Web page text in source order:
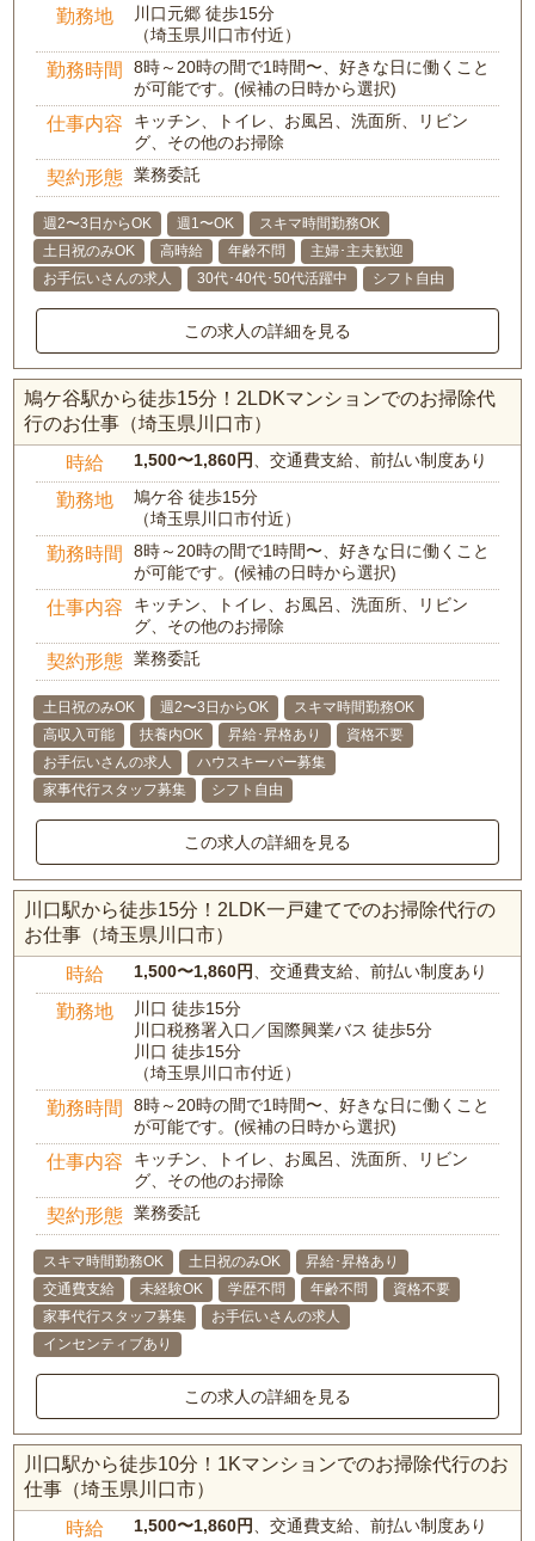
勤務地
川口元郷 徒歩15分
（埼玉県川口市付近）
勤務時間
8時～20時の間で1時間〜、好きな日に働くこと
が可能です。(候補の日時から選択)
仕事内容
キッチン、トイレ、お風呂、洗面所、リビン
グ、その他のお掃除
契約形態 業務委託
週2〜3日からOK 週1〜OK
スキマ時間勤務OK
土日祝のみOK
高時給 年齢不問
主婦･主夫歓迎
お手伝いさんの求人
30代･40代･50代活躍中 シフト自由
この求人の詳細を見る
鳩ケ谷駅から徒歩15分！2LDKマンションでのお掃除代
行のお仕事（埼玉県川口市）
時給 1,500〜1,860円 、交通費支給、前払い制度あり
勤務地
鳩ケ谷 徒歩15分
（埼玉県川口市付近）
勤務時間
8時～20時の間で1時間〜、好きな日に働くこと
が可能です。(候補の日時から選択)
仕事内容
キッチン、トイレ、お風呂、洗面所、リビン
グ、その他のお掃除
契約形態 業務委託
土日祝のみOK 週2〜3日からOK
スキマ時間勤務OK
高収入可能
扶養内OK 昇給･昇格あり
資格不要
お手伝いさんの求人
ハウスキーパー募集
家事代行スタッフ募集
シフト自由
この求人の詳細を見る
川口駅から徒歩15分！2LDK一戸建てでのお掃除代行の
お仕事（埼玉県川口市）
時給 1,500〜1,860円 、交通費支給、前払い制度あり
勤務地
川口 徒歩15分
川口税務署入口／国際興業バス 徒歩5分
川口 徒歩15分
（埼玉県川口市付近）
勤務時間
8時～20時の間で1時間〜、好きな日に働くこと
が可能です。(候補の日時から選択)
仕事内容
キッチン、トイレ、お風呂、洗面所、リビン
グ、その他のお掃除
契約形態 業務委託
スキマ時間勤務OK 土日祝のみOK
昇給･昇格あり
交通費支給
未経験OK 学歴不問 年齢不問
資格不要
家事代行スタッフ募集
お手伝いさんの求人
インセンティブあり
この求人の詳細を見る
川口駅から徒歩10分！1Kマンションでのお掃除代行のお
仕事（埼玉県川口市）
時給 1,500〜1,860円 、交通費支給、前払い制度あり